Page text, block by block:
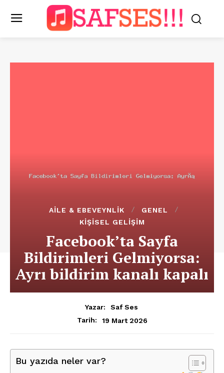
AILE & EBEVEYNLIK
GENEL
KIŞISEL GELIŞIM
Facebook’ta Sayfa
Bildirimleri Gelmiyorsa:
Ayrı bildirim kanalı kapalı
Yazar:
Saf Ses
Tarih:
19 Mart 2026
Bu yazıda neler var?